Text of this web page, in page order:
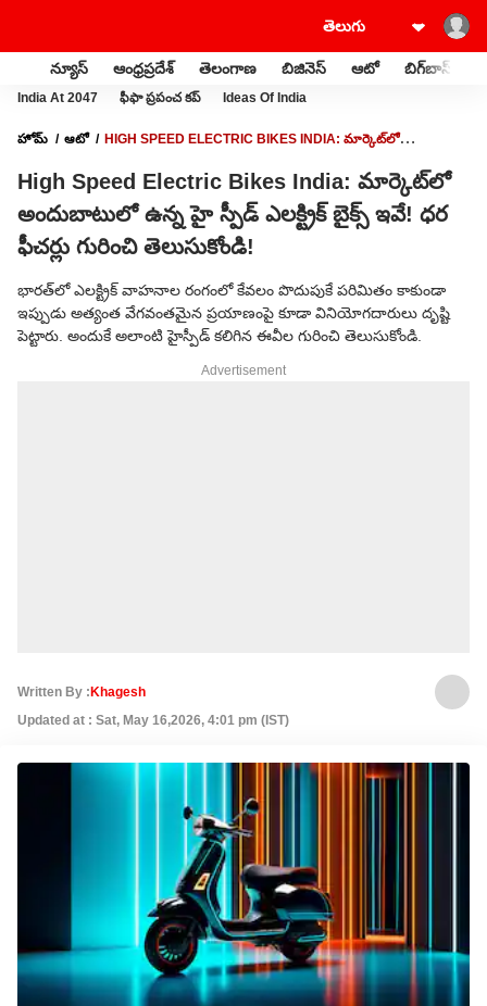
న్యూస్ ఆంధ్రప్రదేశ్ తెలంగాణ బిజినెస్ ఆటో బిగ్‌బాస్
India At 2047 ఫీఫా ప్రపంచ కప్ Ideas Of India
హోమ్ ఆటో
HIGH SPEED ELECTRIC BIKES INDIA: మార్కెట్‌లో
High Speed Electric Bikes India: మార్కెట్‌లో
అందుబాటులో ఉన్న హై స్పీడ్ ఎలక్ట్రిక్ బైక్స్‌ ఇవే! ధర
ఫీచర్లు గురించి తెలుసుకోండి!
భారత్‌లో ఎలక్ట్రిక్ వాహనాల రంగంలో కేవలం పొదుపుకే పరిమితం కాకుండా
ఇప్పుడు అత్యంత వేగవంతమైన ప్రయాణంపై కూడా వినియోగదారులు దృష్టి
పెట్టారు. అందుకే అలాంటి హైస్పీడ్ కలిగిన ఈవీల గురించి తెలుసుకోండి.
Advertisement
Written By : Khagesh
Updated at : Sat, May 16,2026, 4:01 pm (IST)